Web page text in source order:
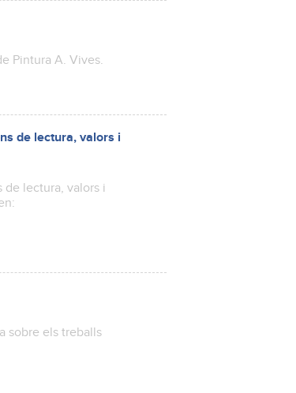
Pintura A. Vives.
de lectura, valors i
de lectura, valors i
sobre els treballs